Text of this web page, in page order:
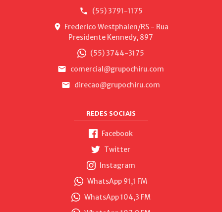
(55) 3791-1175
Frederico Westphalen/RS - Rua
Presidente Kennedy, 897
(55) 3744-3175
comercial@grupochiru.com
direcao@grupochiru.com
REDES SOCIAIS
Facebook
Twitter
Instagram
WhatsApp 91,1 FM
WhatsApp 104,3 FM